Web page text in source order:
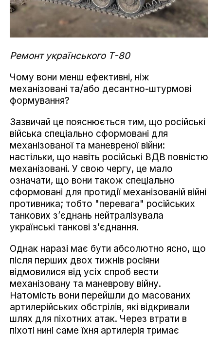
Ремонт українського Т-80
Чому вони менш ефективні, ніж
механізовані та/або десантно-штурмові
формування?
Зазвичай це пояснюється тим, що російські
війська спеціально сформовані для
механізованої та маневреної війни:
настільки, що навіть російські ВДВ повністю
механізовані. У свою чергу, це мало
означати, що вони також спеціально
сформовані для протидії механізованій війні
противника; тобто "перевага" російських
танкових з’єднань нейтралізувала
українські танкові з’єднання.
Однак наразі має бути абсолютно ясно, що
після перших двох тижнів росіяни
відмовилися від усіх спроб вести
механізовану та маневрову війну.
Натомість вони перейшли до масованих
артилерійських обстрілів, які відкривали
шлях для піхотних атак. Через втрати в
піхоті нині саме їхня артилерія тримає